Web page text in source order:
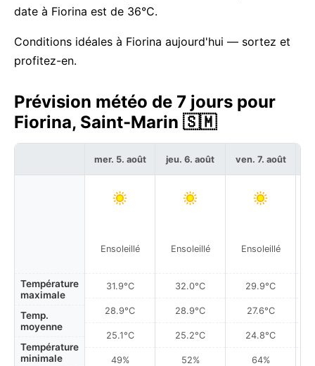
date à Fiorina est de 36°C.
Conditions idéales à Fiorina aujourd'hui — sortez et
profitez-en.
Prévision météo de 7 jours pour
Fiorina, Saint-Marin 🇸🇲
Température
maximale
Temp.
moyenne
Température
minimale
mer. 5. août
Ensoleillé
31.9°C
28.9°C
25.1°C
49%
jeu. 6. août
Ensoleillé
32.0°C
28.9°C
25.2°C
52%
ven. 7. août
Ensoleillé
29.9°C
27.6°C
24.8°C
64%